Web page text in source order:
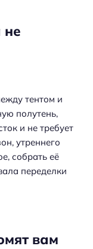
не
тентом и
полутень,
и не требует
утреннего
собрать её
переделки
вам